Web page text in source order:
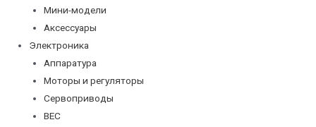
Мини-модели
Аксессуары
Электроника
Аппаратура
Моторы и регуляторы
Сервоприводы
BEC